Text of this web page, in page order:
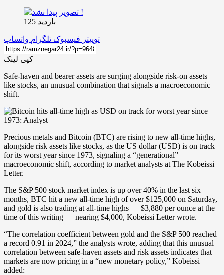
بازدید 125
توییتر فیسبوک تلگرام واتساپ
کپی لینک
Safe-haven and bearer assets are surging alongside risk-on assets
like stocks, an unusual combination that signals a macroeconomic
shift.
Precious metals and Bitcoin (BTC) are rising to new all-time highs,
alongside risk assets like stocks, as the US dollar (USD) is on track
for its worst year since 1973, signaling a “generational”
macroeconomic shift, according to market analysts at The Kobeissi
Letter.
The S&P 500 stock market index is up over 40% in the last six
months, BTC hit a new all-time high of over $125,000 on Saturday,
and gold is also trading at all-time highs — $3,880 per ounce at the
time of this writing — nearing $4,000, Kobeissi Letter wrote.
“The correlation coefficient between gold and the S&P 500 reached
a record 0.91 in 2024,” the analysts wrote, adding that this unusual
correlation between safe-haven assets and risk assets indicates that
markets are now pricing in a “new monetary policy,” Kobeissi
added: